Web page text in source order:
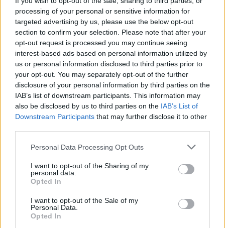
processing of your personal or sensitive information for
targeted advertising by us, please use the below opt-out
section to confirm your selection. Please note that after your
opt-out request is processed you may continue seeing
interest-based ads based on personal information utilized by
us or personal information disclosed to third parties prior to
your opt-out. You may separately opt-out of the further
disclosure of your personal information by third parties on the
IAB’s list of downstream participants. This information may
also be disclosed by us to third parties on the IAB’s List of
Downstream Participants that may further disclose it to other
Personal Data Processing Opt Outs
I want to opt-out of the Sharing of my
personal data.
Opted In
I want to opt-out of the Sale of my
Personal Data.
Opted In